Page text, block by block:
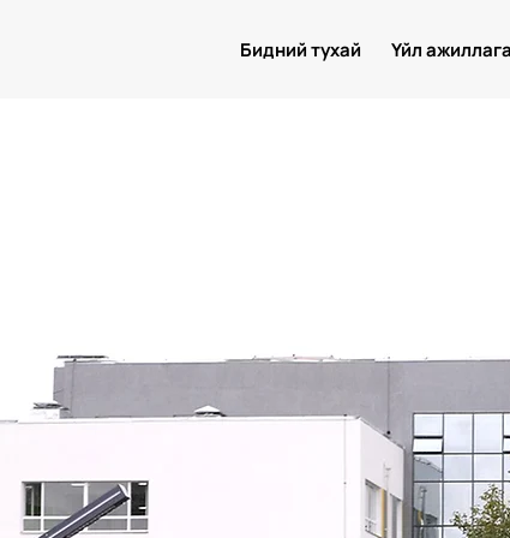
Бидний тухай Үйл